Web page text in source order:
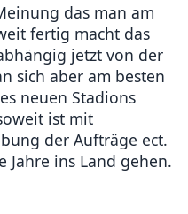
das man am
fertig macht das
jetzt von der
sich aber am besten
neuen Stadions
ist mit
der Aufträge ect.
ins Land gehen.